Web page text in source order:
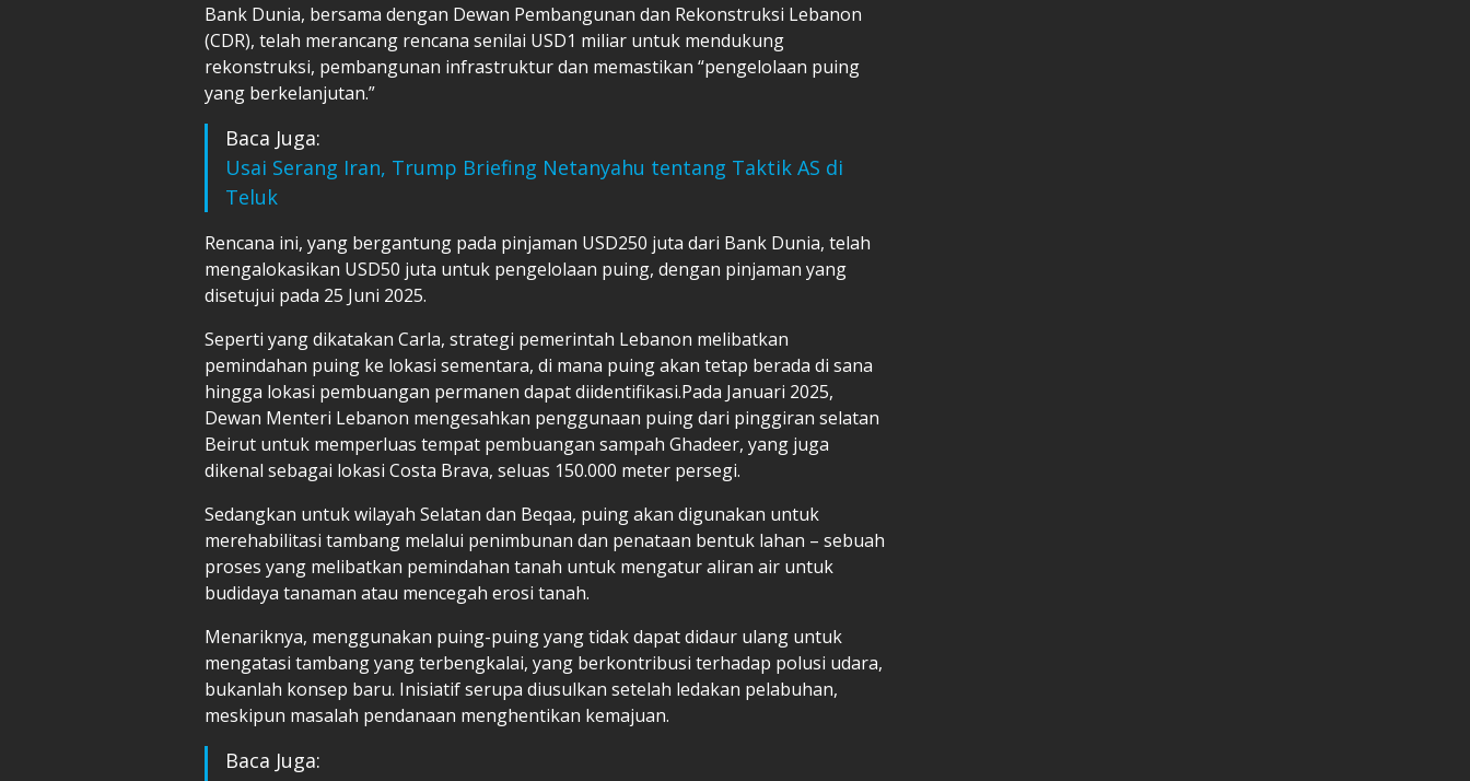
Bank Dunia, bersama dengan Dewan Pembangunan dan Rekonstruksi Lebanon
(CDR), telah merancang rencana senilai USD1 miliar untuk mendukung
rekonstruksi, pembangunan infrastruktur dan memastikan “pengelolaan puing
yang berkelanjutan.”
Baca Juga:
Usai Serang Iran, Trump Briefing Netanyahu tentang Taktik AS di
Teluk
Rencana ini, yang bergantung pada pinjaman USD250 juta dari Bank Dunia, telah
mengalokasikan USD50 juta untuk pengelolaan puing, dengan pinjaman yang
disetujui pada 25 Juni 2025.
Seperti yang dikatakan Carla, strategi pemerintah Lebanon melibatkan
pemindahan puing ke lokasi sementara, di mana puing akan tetap berada di sana
hingga lokasi pembuangan permanen dapat diidentifikasi.Pada Januari 2025,
Dewan Menteri Lebanon mengesahkan penggunaan puing dari pinggiran selatan
Beirut untuk memperluas tempat pembuangan sampah Ghadeer, yang juga
dikenal sebagai lokasi Costa Brava, seluas 150.000 meter persegi.
Sedangkan untuk wilayah Selatan dan Beqaa, puing akan digunakan untuk
merehabilitasi tambang melalui penimbunan dan penataan bentuk lahan – sebuah
proses yang melibatkan pemindahan tanah untuk mengatur aliran air untuk
budidaya tanaman atau mencegah erosi tanah.
Menariknya, menggunakan puing-puing yang tidak dapat didaur ulang untuk
mengatasi tambang yang terbengkalai, yang berkontribusi terhadap polusi udara,
bukanlah konsep baru. Inisiatif serupa diusulkan setelah ledakan pelabuhan,
meskipun masalah pendanaan menghentikan kemajuan.
Baca Juga: